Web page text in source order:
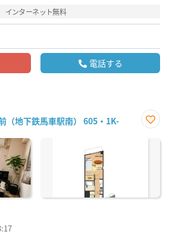
インターネット無料
電話する
（地下鉄馬車駅南） 605・1K-
に入